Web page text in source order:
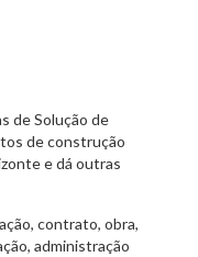
de Solução de
de construção
e dá outras
contrato, obra,
administração